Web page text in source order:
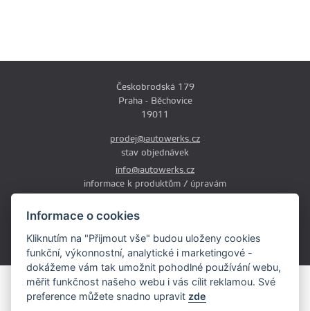
Informace o cookies
Kliknutím na "Přijmout vše" budou uloženy cookies
funkční, výkonnostní, analytické i marketingové -
dokážeme vám tak umožnit pohodlné používání webu,
měřit funkčnost našeho webu i vás cílit reklamou. Své
preference můžete snadno upravit zde
Českobrodská 179
Praha - Běchovice
19011
prodej@autowerks.cz
stav objednávek
info@autowerks.cz
informace k produktům / úpravám
Pá: 9:00-12:00 a 13:00-16:00
Obsah stránek je majetkem provozovatele. Kopírování, zveřejňování
textů či fotografii je povoleno pouze s jeho souhlasem.